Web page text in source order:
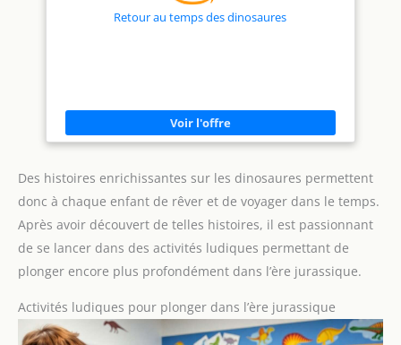
Retour au temps des dinosaures
Des histoires enrichissantes sur les dinosaures permettent
donc à chaque enfant de rêver et de voyager dans le temps.
Après avoir découvert de telles histoires, il est passionnant
de se lancer dans des activités ludiques permettant de
plonger encore plus profondément dans l’ère jurassique.
Activités ludiques pour plonger dans l’ère jurassique